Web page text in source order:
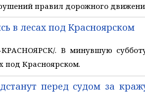
правил дорожного
в лесах под Красноярском
. В минувшую
под Красноярском.
перед судом за